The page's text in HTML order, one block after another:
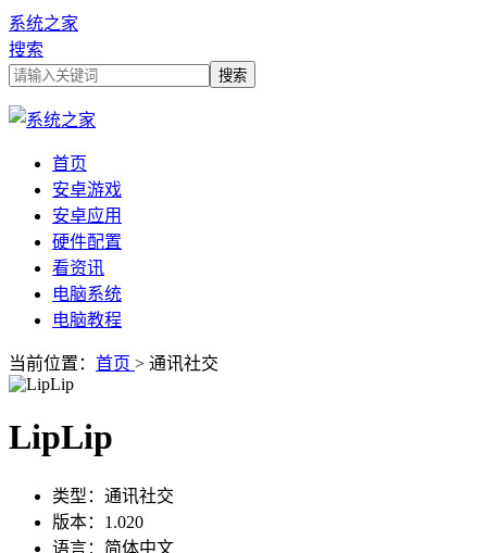
系统之家
搜索
首页
安卓游戏
安卓应用
硬件配置
看资讯
电脑系统
电脑教程
当前位置： 首页 > 通讯社交
LipLip
类型： 通讯社交
版本： 1.020
语言： 简体中文